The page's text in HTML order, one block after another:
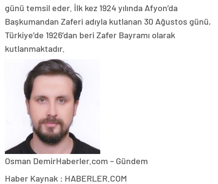
günü temsil eder. İlk kez 1924 yılında Afyon’da
Başkumandan Zaferi adıyla kutlanan 30 Ağustos günü,
Türkiye’de 1926’dan beri Zafer Bayramı olarak
kutlanmaktadır.
Osman DemirHaberler.com – Gündem
Haber Kaynak : HABERLER.COM